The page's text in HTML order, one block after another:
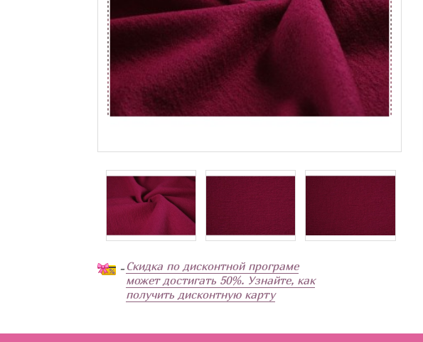
- Скидка по дисконтной програме
может достигать 50%. Узнайте, как
получить дисконтную карту